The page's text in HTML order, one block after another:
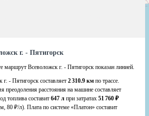
г. - Пятигорск
маршрут Всеволожск г. - Пятигорск показан линией.
г. - Пятигорск составляет 2 310.9 км по трассе.
преодоления расстояния на машине составляет
топлива составит 647 л при затратах 51 760 ₽
80 ₽/л). Плата по системе «Платон» составит